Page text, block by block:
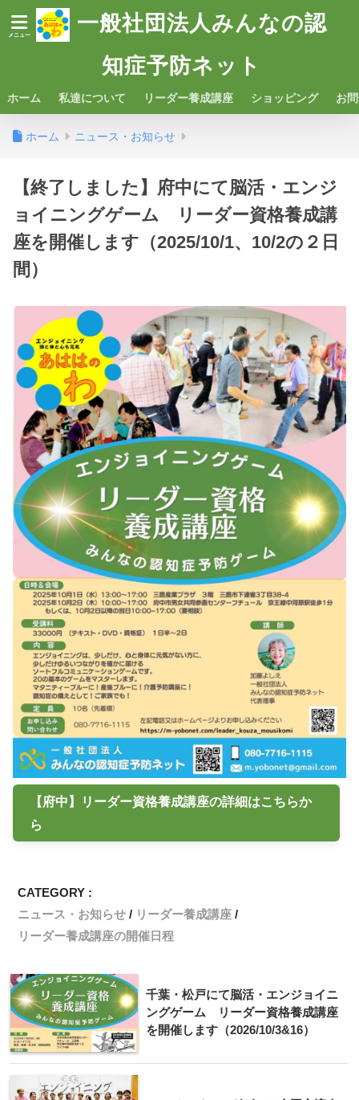
一般社団法人みんなの認
知症予防ネット
ホーム 私達について リーダー養成講座 ショッピング お
ホーム ニュース・お知らせ
【終了しました】府中にて脳活・エンジ
ョイニングゲーム リーダー資格養成講
座を開催します（2025/10/1、10/2の２日
間）
【府中】リーダー資格養成講座の詳細はこちらか
ら
CATEGORY :
ニュース・お知らせ
リーダー養成講座
リーダー養成講座の開催日程
千葉・松戸にて脳活・エンジョイニ
ングゲーム リーダー資格養成講座
を開催します（2026/10/3&16）